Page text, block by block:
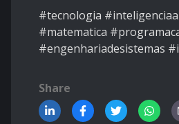
#tecnologia
#matematica
#engenhariadesistemas
Share